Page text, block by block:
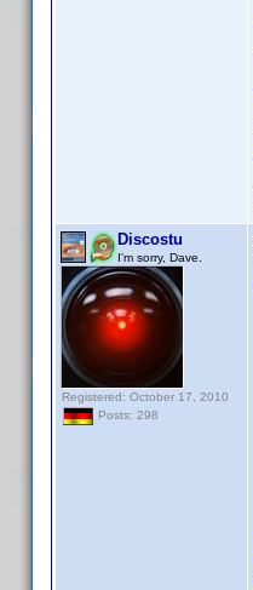
Discostu
I'm sorry, Dave.
Registered: October 17, 2010
Posts: 298